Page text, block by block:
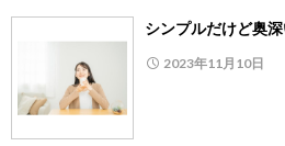
シンプルだけど奥
2023年11月10日